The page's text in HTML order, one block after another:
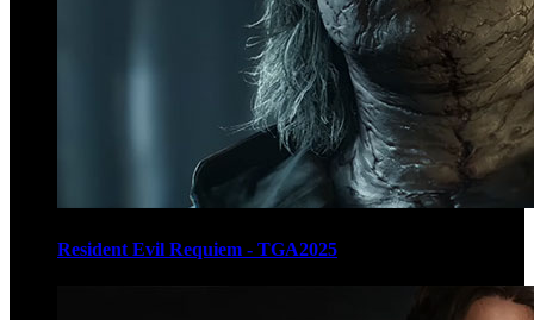
Resident Evil Requiem - TGA2025